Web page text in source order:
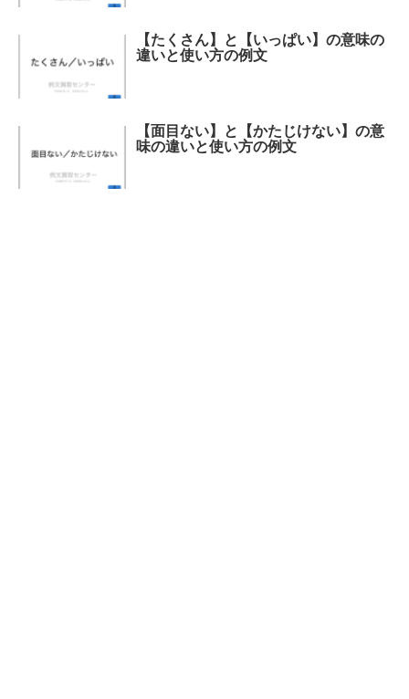
【たくさん】と【いっぱい】の意味の
違いと使い方の例文
【面目ない】と【かたじけない】の意
味の違いと使い方の例文